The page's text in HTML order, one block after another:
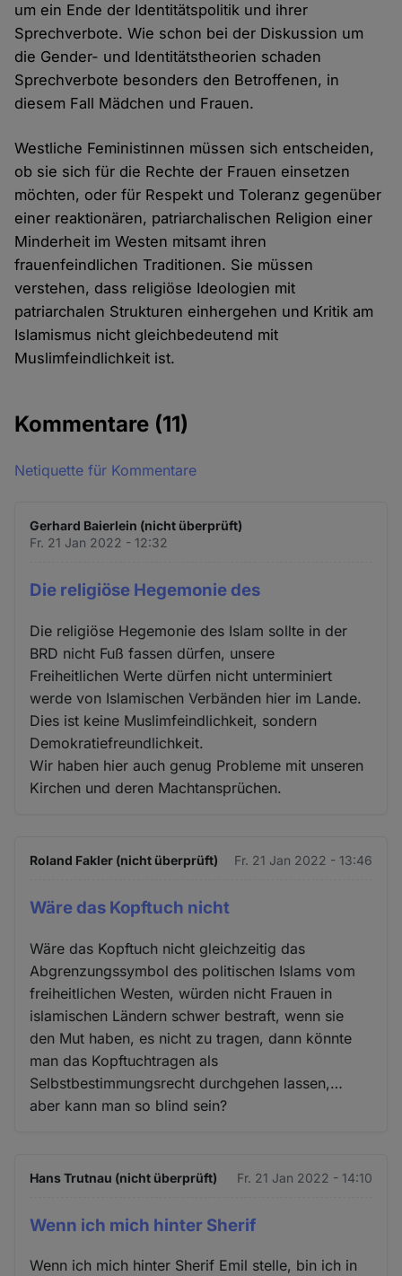
um ein Ende der Identitätspolitik und ihrer
Sprechverbote. Wie schon bei der Diskussion um
die Gender- und Identitätstheorien schaden
Sprechverbote besonders den Betroffenen, in
diesem Fall Mädchen und Frauen.
Westliche Feministinnen müssen sich entscheiden,
ob sie sich für die Rechte der Frauen einsetzen
möchten, oder für Respekt und Toleranz gegenüber
einer reaktionären, patriarchalischen Religion einer
Minderheit im Westen mitsamt ihren
frauenfeindlichen Traditionen. Sie müssen
verstehen, dass religiöse Ideologien mit
patriarchalen Strukturen einhergehen und Kritik am
Islamismus nicht gleichbedeutend mit
Muslimfeindlichkeit ist.
Kommentare (11)
Netiquette für Kommentare
Gerhard Baierlein (nicht überprüft)
Fr. 21 Jan 2022 - 12:32
Die religiöse Hegemonie des
Die religiöse Hegemonie des Islam sollte in der
BRD nicht Fuß fassen dürfen, unsere
Freiheitlichen Werte dürfen nicht unterminiert
werde von Islamischen Verbänden hier im Lande.
Dies ist keine Muslimfeindlichkeit, sondern
Demokratiefreundlichkeit.
Wir haben hier auch genug Probleme mit unseren
Kirchen und deren Machtansprüchen.
Roland Fakler (nicht überprüft) Fr. 21 Jan 2022 - 13:46
Wäre das Kopftuch nicht
Wäre das Kopftuch nicht gleichzeitig das
Abgrenzungssymbol des politischen Islams vom
freiheitlichen Westen, würden nicht Frauen in
islamischen Ländern schwer bestraft, wenn sie
den Mut haben, es nicht zu tragen, dann könnte
man das Kopftuchtragen als
Selbstbestimmungsrecht durchgehen lassen,…
aber kann man so blind sein?
Hans Trutnau (nicht überprüft) Fr. 21 Jan 2022 - 14:10
Wenn ich mich hinter Sherif
Wenn ich mich hinter Sherif Emil stelle, bin ich in